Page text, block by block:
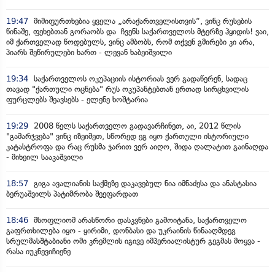
19:47 მიმიფურთხებია ყველა „არაქართველისთვის“, ვინც რუსების
წინაშე, ფეხებთან გორაობს და ჩვენს საქართველოს მტერზე ჰყიდის! ვაი,
იმ ქართველად წოდებულს, ვინც ამბობს, რომ თქვენ გმირები კი არა,
პიარს შეწირულები ხართ - ლევან ხაბეიშვილი
19:34 საქართველოს ოკუპაციის ისტორიას ვერ გადაწერენ, სადაც
თავად "ქართული ოცნება" რუს ოკუპანტებთან ერთად სირცხვილის
ფურცლებს შეავსებს - ელენე ხოშტარია
19:29
2008 წელს საქართველო გადავარჩინეთ, აი, 2012 წლის
"გამარჯვება" ვინც იზეიმეთ, სწორედ ეგ იყო ქართული ისტორიული
კატასტროფა და რაც რუსმა ჯარით ვერ აიღო, შიდა ღალატით გაინაღდა
- მიხეილ სააკაშვილი
18:57 გიგა ავალიანის საქმეზე დაკავებულ ნია იმნაძესა და ანასტასია
ბერუაშვილს პატიმრობა შეეფარდათ
18:46 მსოფლიომ არასწორი დასკვნები გამოიტანა, საქართველო
გაფრთხილება იყო - ყირიმი, დონბასი და უკრაინის წინააღმდეგ
სრულმასშტაბიანი ომი კრემლის იგივე იმპერიალისტურ გეგმას მოყვა -
რასა იუკნევიჩიენე